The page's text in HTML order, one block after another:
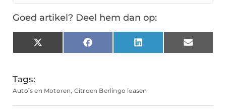
Goed artikel? Deel hem dan op:
X
(Twitter)
Facebook LinkedIn Email
Tags:
Auto’s en Motoren, Citroen Berlingo leasen